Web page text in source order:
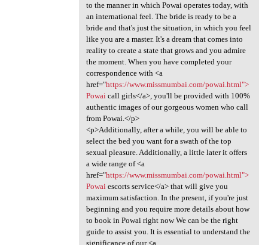
to the manner in which Powai operates today, with
an international feel. The bride is ready to be a
bride and that's just the situation, in which you feel
like you are a master. It's a dream that comes into
reality to create a state that grows and you admire
the moment. When you have completed your
correspondence with <a
href="https://www.missmumbai.com/powai.html">
Powaicall girls</a>, you'll be provided with 100%
authentic images of our gorgeous women who call
from Powai.</p>
<p>Additionally, after a while, you will be able to
select the bed you want for a swath of the top
sexual pleasure. Additionally, a little later it offers
a wide range of <a
href="https://www.missmumbai.com/powai.html">
Powaiescorts service</a> that will give you
maximum satisfaction. In the present, if you're just
beginning and you require more details about how
to book in Powai right now We can be the right
guide to assist you. It is essential to understand the
significance of our <a